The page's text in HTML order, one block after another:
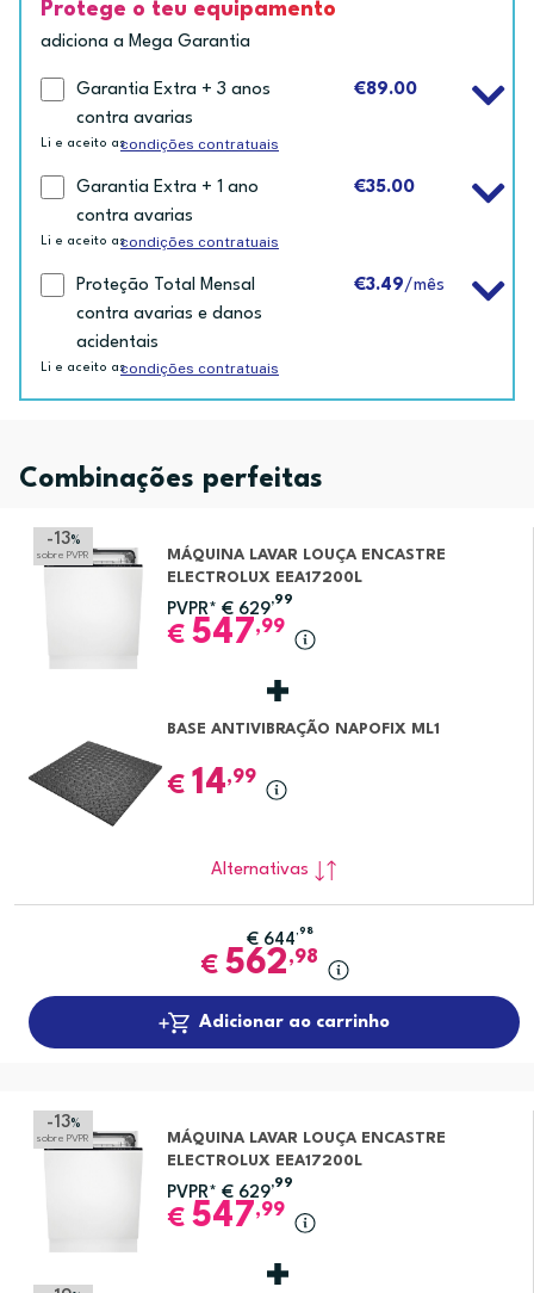
Protege o teu equipamento
adiciona a Mega Garantia
Garantia Extra + 3 anos
contra avarias
€89.00
Li e aceito ascondições contratuais
Garantia Extra + 1 ano
contra avarias
€35.00
Li e aceito ascondições contratuais
Proteção Total Mensal
contra avarias e danos
acidentais
€3.49/mês
Li e aceito ascondições contratuais
Combinações perfeitas
-13%
sobre PVPR
MÁQUINA LAVAR LOUÇA ENCASTRE
ELECTROLUX EEA17200L
PVPR* € 629
,99
€ 547,99
BASE ANTIVIBRAÇÃO NAPOFIX ML1
€ 14,99
Alternativas
€ 644,98
€ 562,98
Adicionar ao carrinho
-13%
sobre PVPR
MÁQUINA LAVAR LOUÇA ENCASTRE
ELECTROLUX EEA17200L
PVPR* € 629
,99
€ 547,99